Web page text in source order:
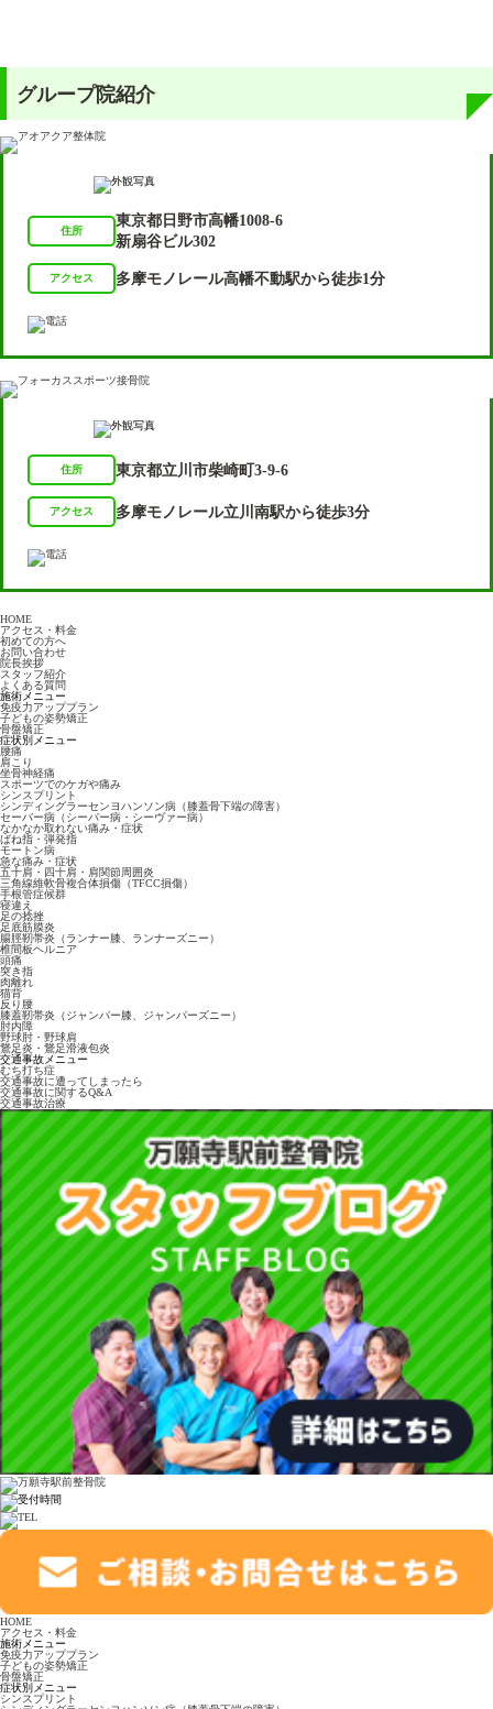
グループ院紹介
住所
東京都日野市高幡1008-6
新扇谷ビル302
アクセス 多摩モノレール高幡不動駅から徒歩1分
住所 東京都立川市柴崎町3-9-6
アクセス 多摩モノレール立川南駅から徒歩3分
HOME
アクセス・料金
初めての方へ
お問い合わせ
院長挨拶
スタッフ紹介
よくある質問
施術メニュー
免疫力アッププラン
子どもの姿勢矯正
骨盤矯正
症状別メニュー
腰痛
肩こり
坐骨神経痛
スポーツでのケガや痛み
シンスプリント
シンディングラーセンヨハンソン病（膝蓋骨下端の障害）
セーバー病（シーバー病・シーヴァー病）
なかなか取れない痛み・症状
ばね指・弾発指
モートン病
急な痛み・症状
五十肩・四十肩・肩関節周囲炎
三角線維軟骨複合体損傷（TFCC損傷）
手根管症候群
寝違え
足の捻挫
足底筋膜炎
腸脛靭帯炎（ランナー膝、ランナーズニー）
椎間板ヘルニア
頭痛
突き指
肉離れ
猫背
反り腰
膝蓋靭帯炎（ジャンパー膝、ジャンパーズニー）
肘内障
野球肘・野球肩
鵞足炎・鵞足滑液包炎
交通事故メニュー
むち打ち症
交通事故に遭ってしまったら
交通事故に関するQ&A
交通事故治療
HOME
アクセス・料金
施術メニュー
免疫力アッププラン
子どもの姿勢矯正
骨盤矯正
症状別メニュー
シンスプリント